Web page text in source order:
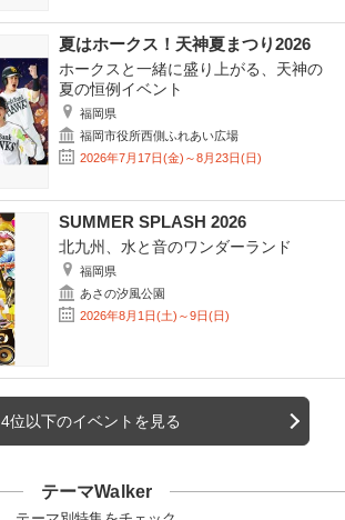
夏はホークス！天神夏まつり2026
ホークスと一緒に盛り上がる、天神の
夏の恒例イベント
福岡県
福岡市役所西側ふれあい広場
2026年7月17日(金)～8月23日(日)
SUMMER SPLASH 2026
北九州、水と音のワンダーランド
福岡県
あさの汐風公園
2026年8月1日(土)～9日(日)
4位以下のイベントを見る
テーマWalker